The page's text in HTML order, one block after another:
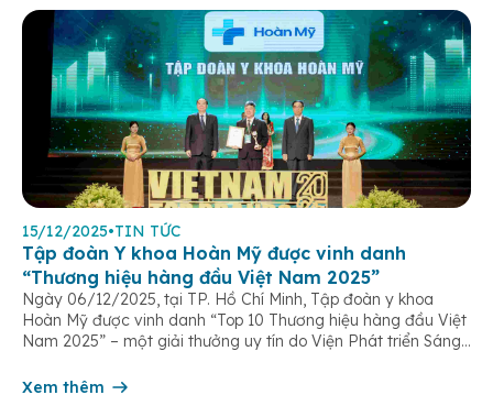
15/12/2025•TIN TỨC
Tập đoàn Y khoa Hoàn Mỹ được vinh danh
“Thương hiệu hàng đầu Việt Nam 2025”
Ngày 06/12/2025, tại TP. Hồ Chí Minh, Tập đoàn y khoa
Hoàn Mỹ được vinh danh “Top 10 Thương hiệu hàng đầu Việt
Nam 2025” – một giải thưởng uy tín do Viện Phát triển Sáng
cứu Phát triển Doanh nghiệp Châu Á […]
Xem thêm